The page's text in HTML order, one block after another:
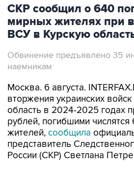
СКР сообщил о 640
мирных жителях при
ВСУ в Курскую
Обвинение предъявлено 35
наемникам
Москва. 6 августа.
вторжения украинских
область в 2024-2025 годах
рублей, погибшими
жителей, сообщила
представитель
России (СКР) Светлана